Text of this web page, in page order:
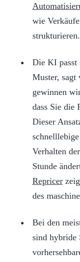
wie
strukturieren.
Die KI passt
Muster, sagt
gewinnen
dass Sie die
Dieser
Verhalten
Stunde
Repricer
des
Bei den
sind hybride